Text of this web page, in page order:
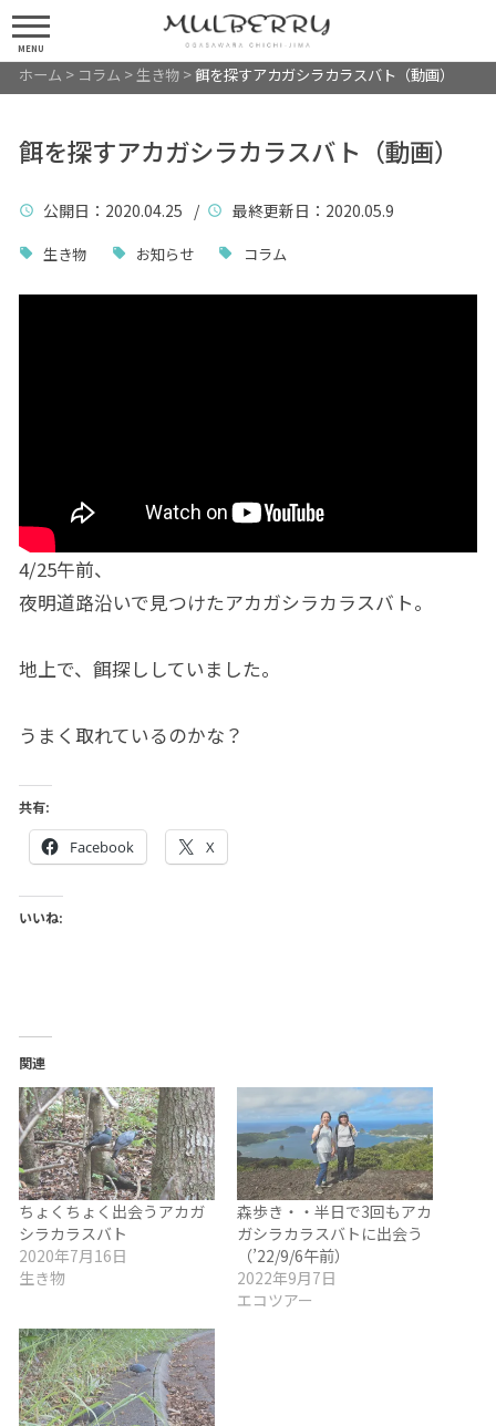
MENU
ホーム > コラム > 生き物>餌を探すアカガシラカラスバト（動画）
餌を探すアカガシラカラスバト（動画）
公開日 ：2020.04.25 / 最終更新日 ：2020.05.9
生き物 お知らせ コラム
4/25午前、
夜明道路沿いで見つけたアカガシラカラスバト。
地上で、餌探ししていました。
うまく取れているのかな？
共有:
Facebook X
いいね:
関連
ちょくちょく出会うアカガ
シラカラスバト
2020年7月16日
生き物
森歩き・・半日で3回もアカ
ガシラカラスバトに出会う
（’22/9/6午前）
2022年9月7日
エコツアー